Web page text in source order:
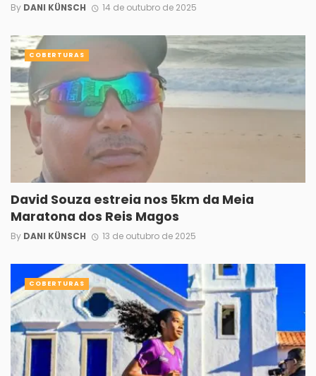
By DANI KÜNSCH 14 de outubro de 2025
David Souza estreia nos 5km da Meia
Maratona dos Reis Magos
By DANI KÜNSCH 13 de outubro de 2025
COBERTURAS
COBERTURAS